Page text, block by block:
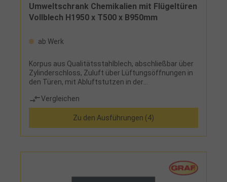
Umweltschrank Chemikalien mit Flügeltüren
Vollblech H1950 x T500 x B950mm
ab Werk
Korpus aus Qualitätsstahlblech, abschließbar über
Zylinderschloss, Zuluft über Lüftungsöffnungen in
den Türen, mit Abluftstutzen in der
Stahlblech, 1 Bodenwanne
Vergleichen
Zu den Ausführungen (4)